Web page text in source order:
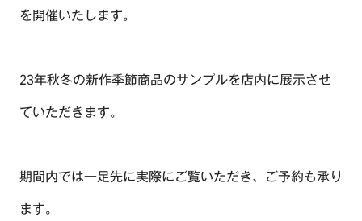
を開催いたします。
23年秋冬の新作季節商品のサンプルを店内に展示させ
ていただきます。
期間内では一足先に実際にご覧いただき、ご予約も承り
ます。
TOP